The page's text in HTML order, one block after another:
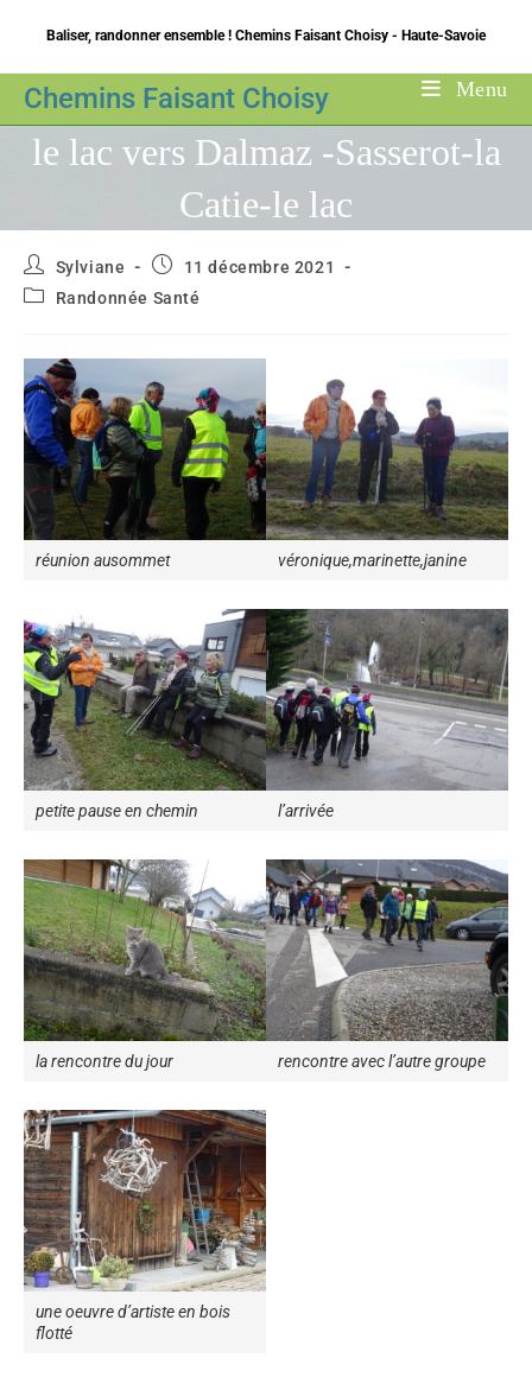
content
Baliser, randonner ensemble ! Chemins Faisant Choisy - Haute-Savoie
Chemins Faisant Choisy Menu
le lac vers Dalmaz -Sasserot-la
Catie-le lac
Auteur/autrice
de
la
Sylviane
Publication
11 décembre 2021
PostRandonnée Santé
réunion ausommet véronique,marinette,janine
petite pause en chemin l’arrivée
la rencontre du jour rencontre avec l’autre groupe
une oeuvre d’artiste en bois
flotté